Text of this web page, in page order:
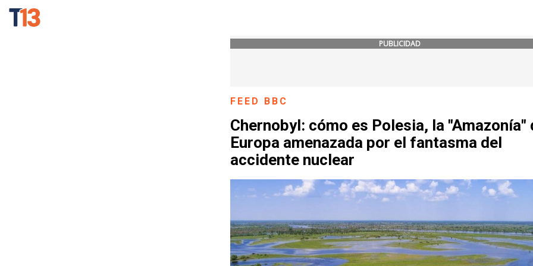
PUBLICIDAD
FEED BBC
Chernobyl: cómo es Polesia, la "Amazonía"
Europa amenazada por el fantasma del
accidente nuclear